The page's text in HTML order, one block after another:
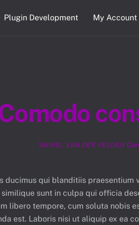
Plugin Development My Account
DANIEL VAN DER VELDEN
ducimus qui blanditiis
sunt in culpa qui officia
libero tempore, cum soluta nobis
est. Laboris nisi ut aliquip ex ea